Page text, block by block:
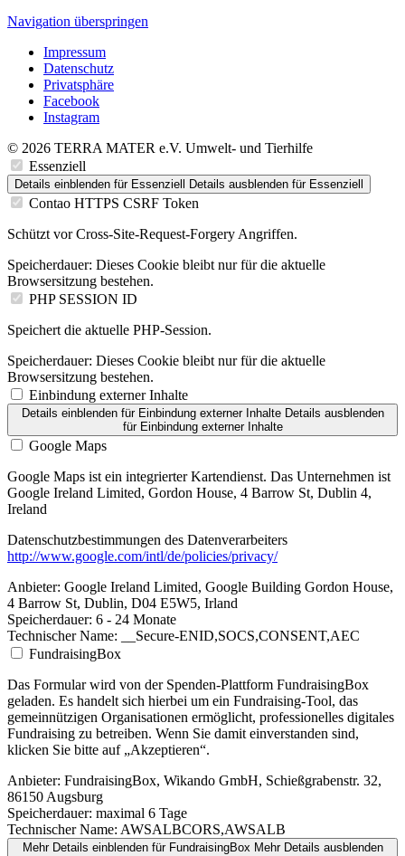
Navigation überspringen
Impressum
Datenschutz
Privatsphäre
Facebook
Instagram
© 2026 TERRA MATER e.V. Umwelt- und Tierhilfe
Essenziell
Details einblenden für Essenziell Details ausblenden für Essenziell
Contao HTTPS CSRF Token
Schützt vor Cross-Site-Request-Forgery Angriffen.
Speicherdauer: Dieses Cookie bleibt nur für die aktuelle
Browsersitzung bestehen.
PHP SESSION ID
Speichert die aktuelle PHP-Session.
Speicherdauer: Dieses Cookie bleibt nur für die aktuelle
Browsersitzung bestehen.
Einbindung externer Inhalte
Details einblendenfür Einbindung externer Inhalte Details ausblenden
für Einbindung externer Inhalte
Google Maps
Google Maps ist ein integrierter Kartendienst. Das Unternehmen ist
Google Ireland Limited, Gordon House, 4 Barrow St, Dublin 4,
Ireland
Datenschutzbestimmungen des Datenverarbeiters
http://www.google.com/intl/de/policies/privacy/
Anbieter: Google Ireland Limited, Google Building Gordon House,
4 Barrow St, Dublin, D04 E5W5, Irland
Speicherdauer: 6 - 24 Monate
Technischer Name: __Secure-ENID,SOCS,CONSENT,AEC
FundraisingBox
Das Formular wird von der Spenden-Plattform FundraisingBox
geladen. Es handelt sich hierbei um ein Fundraising-Tool, das
gemeinnützigen Organisationen ermöglicht, professionelles digitales
Fundraising zu betreiben. Wenn Sie damit einverstanden sind,
klicken Sie bitte auf „Akzeptieren“.
Anbieter: FundraisingBox, Wikando GmbH, Schießgrabenstr. 32,
86150 Augsburg
Speicherdauer: maximal 6 Tage
Technischer Name: AWSALBCORS,AWSALB
Mehr Details einblendenfür FundraisingBox Mehr Details ausblenden